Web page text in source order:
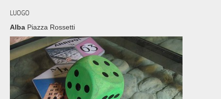
LUOGO
Alba Piazza Rossetti